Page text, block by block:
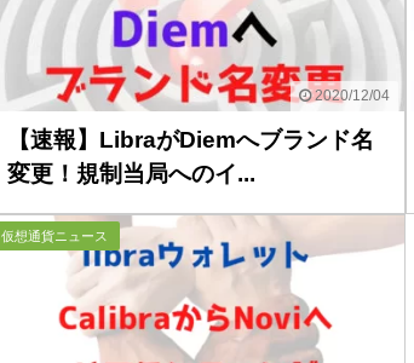
2020/12/04
【速報】LibraがDiemへブランド名
変更！規制当局へのイ...
仮想通貨ニュース